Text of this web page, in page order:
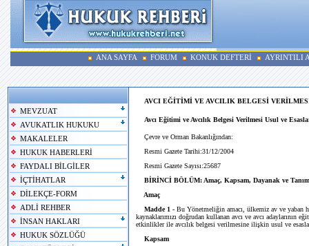
ANA SAYFA FORUM KONUK DEFTERİ AYRINTILI
MEVZUAT
AVUKATLIK HUKUKU
MAKALELER
HUKUK HABERLERİ
FAYDALI BİLGİLER
İÇTİHATLAR
DİLEKÇE-FORM
ADLİ REHBER
İNSAN HAKLARI
HUKUK SÖZLÜĞÜ
AVCI EĞİTİMİ VE AVCILIK BELGESİ
Avcı Eğitimi ve Avcılık Belgesi Verilmesi Usul ve
Çevre ve Orman Bakanlığından:
Resmi Gazete Tarihi:31/12/2004
Resmi Gazete Sayısı:25687
BİRİNCİ BÖLÜM: Amaç, Kapsam, Dayanak ve
Amaç
Madde 1 - Bu Yönetmeliğin amacı, ülkemiz av ve yaban
kaynaklarımızı doğrudan kullanan avcı ve avcı adaylarının
etkinlikler ile avcılık belgesi verilmesine ilişkin usul ve
Kapsam